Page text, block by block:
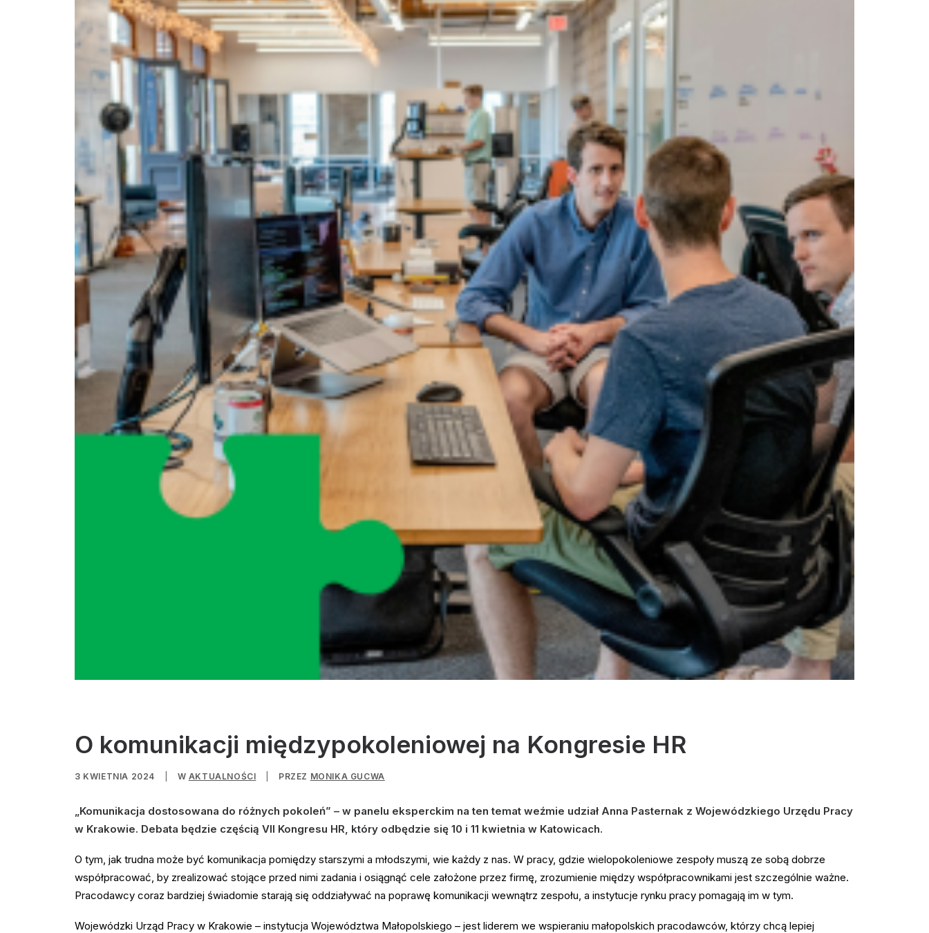
O komunikacji międzypokoleniowej na Kongresie HR
3 KWIETNIA 2024 W AKTUALNOŚCI PRZEZ MONIKA GUCWA
„Komunikacja dostosowana do różnych pokoleń” – w panelu eksperckim na ten temat weźmie udział Anna Pasternak z Wojewódzkiego Urzędu Pracy
w Krakowie. Debata będzie częścią VII Kongresu HR, który odbędzie się 10 i 11 kwietnia w Katowicach.
O tym, jak trudna może być komunikacja pomiędzy starszymi a młodszymi, wie każdy z nas. W pracy, gdzie wielopokoleniowe zespoły muszą ze sobą dobrze
współpracować, by zrealizować stojące przed nimi zadania i osiągnąć cele założone przez firmę, zrozumienie między współpracownikami jest szczególnie ważne.
Pracodawcy coraz bardziej świadomie starają się oddziaływać na poprawę komunikacji wewnątrz zespołu, a instytucje rynku pracy pomagają im w tym.
Wojewódzki Urząd Pracy w Krakowie – instytucja Województwa Małopolskiego – jest liderem we wspieraniu małopolskich pracodawców, którzy chcą lepiej